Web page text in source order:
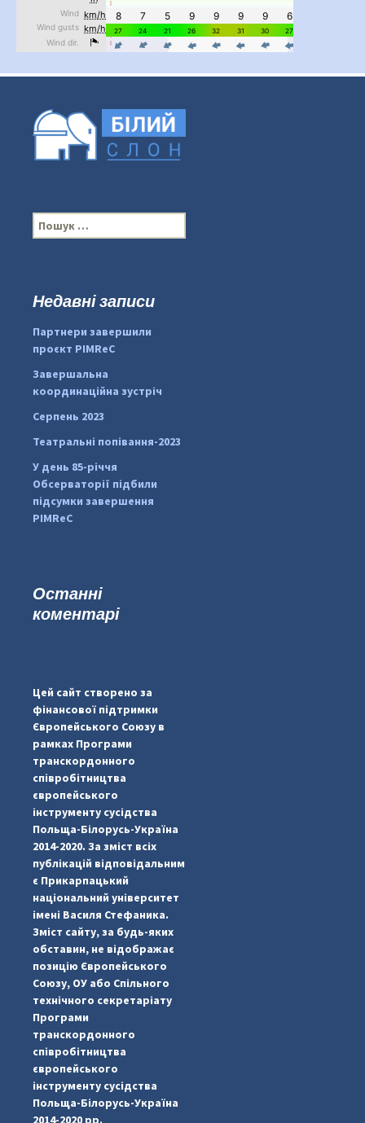
pimrec_project
pimrec_project
#PipIvanToday
pimrec_project
П
о
:Недавні записи
Партнери завершили
проєкт PIMReC
Завершальна
координаційна зустріч
Серпень 2023
Театральні попівання-2023
У день 85-річчя
Обсерваторії підбили
підсумки завершення
PIMReC
Останні
коментарі
Цей сайт створено за
фінансової підтримки
Європейського Союзу в
рамках Програми
транскордонного
співробітництва
європейського
інструменту сусідства
Польща-Білорусь-Україна
2014-2020. За зміст всіх
публікацій відповідальним
є Прикарпацький
національний університет
імені Василя Стефаника.
Зміст сайту, за будь-яких
обставин, не відображає
позицію Європейського
Союзу, ОУ або Спільного
технічного секретаріату
Програми
транскордонного
співробітництва
європейського
інструменту сусідства
Польща-Білорусь-Україна
2014-2020 рр.